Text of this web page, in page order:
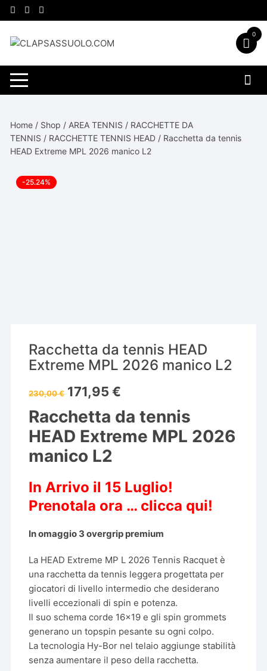
Vai
al
contenuto
0
Home / Shop / AREA TENNIS / RACCHETTE DA
TENNIS / RACCHETTE TENNIS HEAD / Racchetta da tennis
HEAD Extreme MPL 2026 manico L2
-25.24%
Racchetta da tennis HEAD
Extreme MPL 2026 manico L2
230,00€ Il
prezzo
era:
230,00 €.
171,95€
è:
171,95 €.
Racchetta da tennis
HEAD Extreme MPL 2026
manico L2
In Arrivo il 15 Luglio!
Prenotala ora … clicca qui!
In omaggio 3 overgrip premium
La HEAD Extreme MP L 2026 Tennis Racquet è
una racchetta da tennis leggera progettata per
giocatori di livello intermedio che desiderano
livelli eccezionali di spin e potenza.
Il suo schema corde 16×19 e gli spin grommets
generano un topspin pesante su ogni colpo.
La tecnologia Hy-Bor nel telaio aggiunge stabilità
senza aumentare il peso della racchetta.